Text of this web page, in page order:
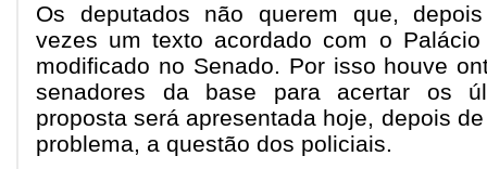
Os deputados não querem que,
vezes um texto acordado com o
modificado no Senado. Por isso houve
senadores da base para acertar os
proposta será apresentada hoje, depois
problema, a questão dos policiais.